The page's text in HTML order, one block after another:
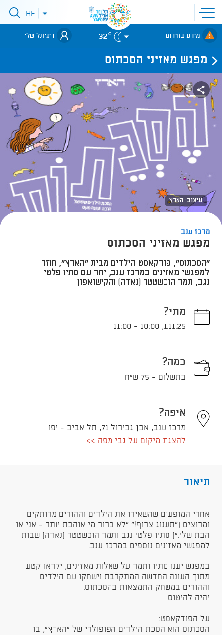
פתיחת
תפריט
אתר
לאתר עיריית
תל-אביב
פתיחתHE
מידע בחירום 32° דיגיתל שלי
מפגש מאזיני הסכתוס
עיצוב: הארץ
מרכז ענב
מפגש מאזיני הסכתוס
"הסכתוס", פודקאסט הילדים מבית "הארץ", חוזר
למפגשי מאזינים במרכז ענב, יחד עם סתיו פלטי
נגב, תמר הוכשטטר (נאדה) והקישואפון
מתי?
1.11.25
,
10:00
-
11:00
כמה?
בתשלום - 75 ש"ח
איפה?
מרכז ענב, אבן גבירול 71, תל אביב - יפו
להצגת מיקום על גבי מפה >>
תיאור
אחרי המופעים שהשאירו את הילדים וההורים מרותקים
ומרוצים ("תענוג צרוף!" "לא ברור מי אוהבת יותר - אני או
הבת שלי.") סתיו פלטי נגב ותמר הוכשטטר (נאדה) שבות
למפגשי מאזינים נוספים במרכז ענב.
במפגש יענו סתיו ותמר על שאלות מאזינים, יקראו קטע
מתוך העונה החדשה המתקרבת וישחקו עם הילדים
וההורים במשחק התמצאות בהסכתוס.
יהיה להיטוס!
על הפודקאסט:
הסכתוס הוא הסכת הילדים הפופולרי של "הארץ", בו